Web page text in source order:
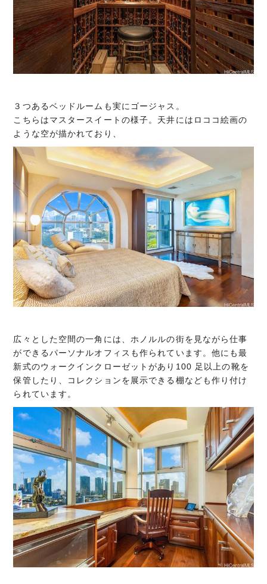
３つあるベッドルームも実にゴージャス。
こちらはマスタースイートの様子。天井にはロココ絵画の
ような空が描かれており、
広々とした空間の一角には、ホノルルの街を見ながら仕事
ができるパーソナルオフィスも作られています。他にも最
新式のウォークインクローゼットがあり100 足以上の靴を
保管したり、コレクションを展示できる棚なども作り付け
られています。